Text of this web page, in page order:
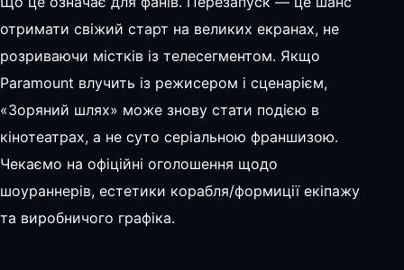
отримати свіжий старт на великих екранах, не
розриваючи містків із телесегментом. Якщо
Paramount влучить із режисером і сценарієм,
«Зоряний шлях» може знову стати подією в
кінотеатрах, а не суто серіальною франшизою.
Чекаємо на офіційні оголошення щодо
шоураннерів, естетики корабля/формиції екіпажу
та виробничого графіка.